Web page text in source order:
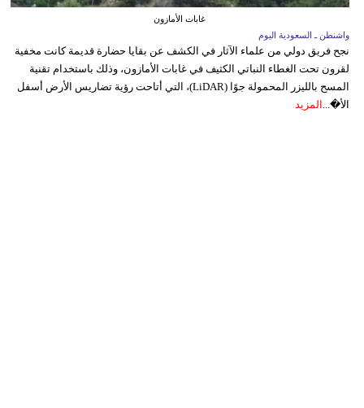
غابات الأمازون
واشنطن ـ السعودية اليوم
نجح فريق دولي من علماء الآثار في الكشف عن بقايا حضارة قديمة كانت مخفية
لقرون تحت الغطاء النباتي الكثيف في غابات الأمازون، وذلك باستخدام تقنية
المسح بالليزر المحمولة جوًا (LiDAR)، التي أتاحت رؤية تضاريس الأرض أسفل
الأ�... المزيد